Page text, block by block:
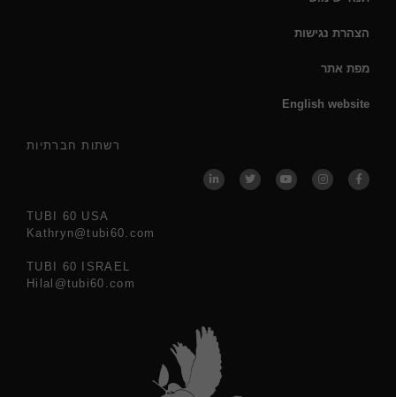
רשתות חברתיות
TUBI 60 USA
Kathryn@tubi60.com
TUBI 60 ISRAEL
Hilal@tubi60.com
הצהרת נגישות
מפת אתר
English website